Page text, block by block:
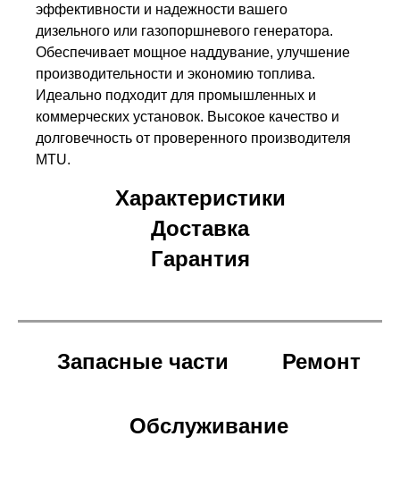
эффективности и надежности вашего
дизельного или газопоршневого генератора.
Обеспечивает мощное наддувание, улучшение
производительности и экономию топлива.
Идеально подходит для промышленных и
коммерческих установок. Высокое качество и
долговечность от проверенного производителя
MTU.
Характеристики
Доставка
Гарантия
Запасные части Ремонт
Обслуживание